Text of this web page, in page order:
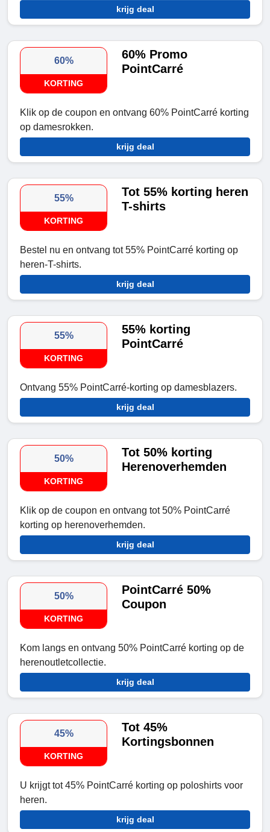
krijg deal
60%
KORTING
60% Promo
PointCarré
Klik op de coupon en ontvang 60% PointCarré korting
op damesrokken.
krijg deal
55%
KORTING
Tot 55% korting heren
T-shirts
Bestel nu en ontvang tot 55% PointCarré korting op
heren-T-shirts.
krijg deal
55%
KORTING
55% korting
PointCarré
Ontvang 55% PointCarré-korting op damesblazers.
krijg deal
50%
KORTING
Tot 50% korting
Herenoverhemden
Klik op de coupon en ontvang tot 50% PointCarré
korting op herenoverhemden.
krijg deal
50%
KORTING
PointCarré 50%
Coupon
Kom langs en ontvang 50% PointCarré korting op de
herenoutletcollectie.
krijg deal
45%
KORTING
Tot 45%
Kortingsbonnen
U krijgt tot 45% PointCarré korting op poloshirts voor
heren.
krijg deal